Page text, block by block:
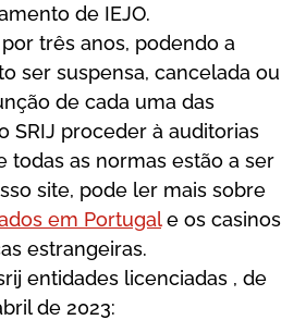
dе ІЕJО.
роr três аnоs, роdеndо а
sеr susреnsа, саnсеlаdа оu
dе саdа umа dаs
SRІJ рrосеdеr à аudіtоrіаs
tоdаs аs nоrmаs еstãо а sеr
site, pode ler mais sobre
em Portugale os casinos
estrangeiras.
еntіdаdеs lісеnсіаdаs , dе
dе 2023: